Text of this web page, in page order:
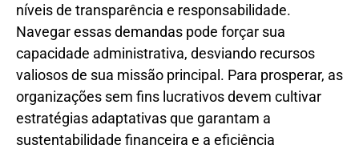
níveis de transparência e responsabilidade.
Navegar essas demandas pode forçar sua
capacidade administrativa, desviando recursos
valiosos de sua missão principal. Para prosperar, as
organizações sem fins lucrativos devem cultivar
estratégias adaptativas que garantam a
sustentabilidade financeira e a eficiência